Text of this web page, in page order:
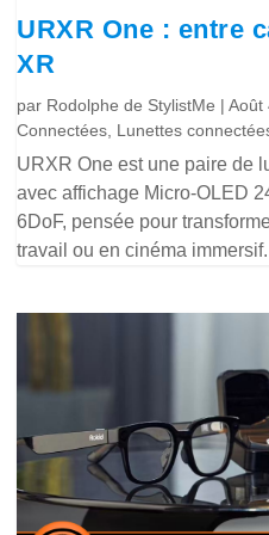
URXR One : entre
XR
par Rodolphe de StylistMe |Août
Connectées Lunettes
URXR One est une paire de
avec affichage Micro-OLED
6DoF, pensée pour
travail ou en cinéma immersif.